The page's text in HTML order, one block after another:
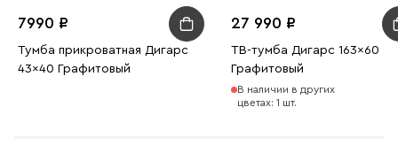
7990
Тумба прикроватная Дигарс
43x40 Графитовый
27 990
ТВ-тумба Дигарс 163x60
Графитовый
В наличии в других
цветах: 1 шт.